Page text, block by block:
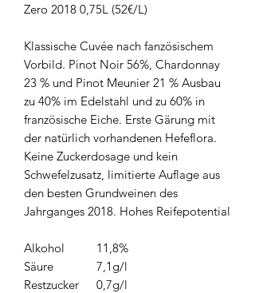
Zero 2018 0,75L (52€/L)
Klassische Cuvée nach fanzösischem
Vorbild. Pinot Noir 56%, Chardonnay
23 % und Pinot Meunier 21 % Ausbau
zu 40% im Edelstahl und zu 60% in
französische Eiche. Erste Gärung mit
der natürlich vorhandenen Hefeflora.
Keine Zuckerdosage und kein
Schwefelzusatz, limitierte Auflage aus
den besten Grundweinen des
Jahrganges 2018. Hohes Reifepotential
Alkohol
11,8%
Säure
7,1g/l
Restzucker
0,7g/l